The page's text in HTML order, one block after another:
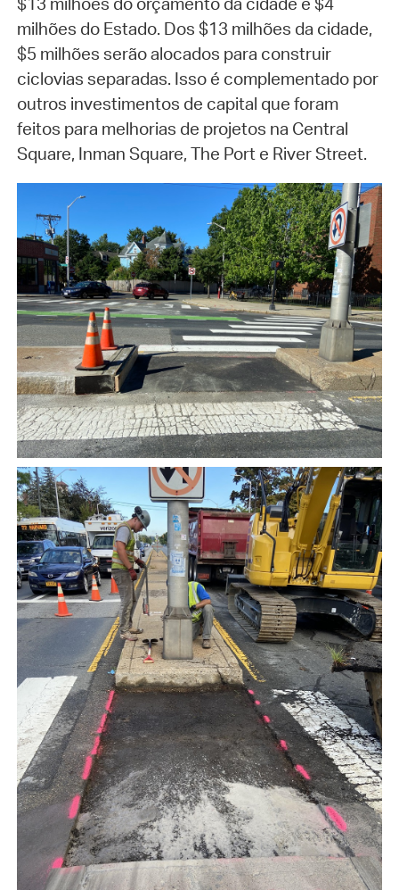
milhões do Estado. Dos $13 milhões da cidade,
$5 milhões serão alocados para construir
ciclovias separadas. Isso é complementado por
outros investimentos de capital que foram
feitos para melhorias de projetos na Central
Square, Inman Square, The Port e River Street.